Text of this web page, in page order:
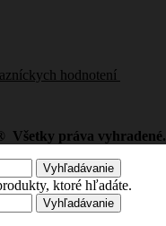
hodnotení
Všetky práva vyhradené.
Vyhľadávanie
ktoré hľadáte.
Vyhľadávanie